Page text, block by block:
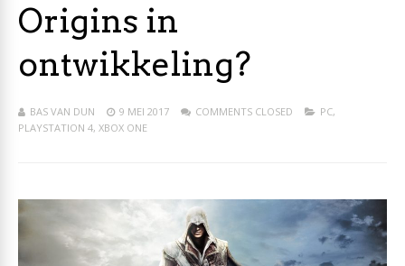
Origins in
ontwikkeling?
BAS VAN DUN 9 MEI 2017 COMMENTS CLOSED PC,
PLAYSTATION 4, XBOX ONE